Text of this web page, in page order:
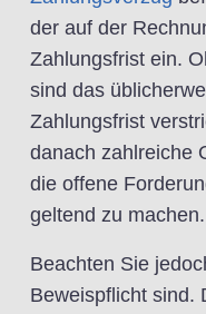
der auf der
Zahlungsfrist ein.
sind das
Zahlungsfrist
danach zahlreiche
die offene
geltend zu machen.
Beachten Sie
Beweispflicht sind.